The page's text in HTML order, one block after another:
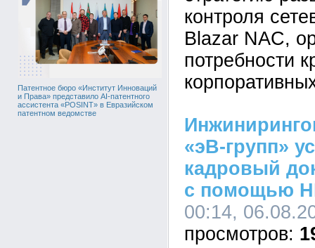
Патентное бюро «Институт Инноваций
и Права» представило AI-патентного
ассистента «POSINT» в Евразийском
патентном ведомстве
контроля
Blazar NAC,
потребности
«эВ-групп»
кадровый
с помощью
00:14,